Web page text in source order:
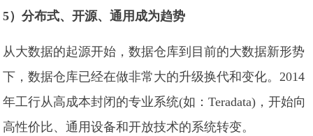
5）分布式、开源、通用成为趋势
从大数据的起源开始，数据仓库到目前的大数据新形势
下，数据仓库已经在做非常大的升级换代和变化。2014
年工行从高成本封闭的专业系统(如：Teradata)，开始向
高性价比、通用设备和开放技术的系统转变。